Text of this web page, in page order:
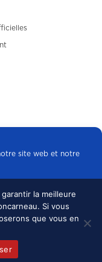
site web et notre
légales
DROITS
•
la meilleure
Si vous
que vous en